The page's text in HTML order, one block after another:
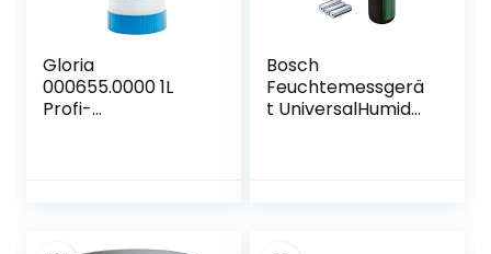
Gloria
000655.0000 1L
Profi-
Bosch
Feuchtemessgerä
t UniversalHumid